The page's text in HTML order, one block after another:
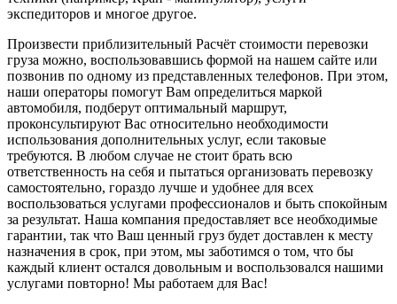
экспедиторов и многое другое.
Произвести приблизительный Расчёт стоимости перевозки
груза можно, воспользовавшись формой на нашем сайте или
позвонив по одному из представленных телефонов. При этом,
наши операторы помогут Вам определиться маркой
автомобиля, подберут оптимальный маршрут,
проконсультируют Вас относительно необходимости
использования дополнительных услуг, если таковые
требуются. В любом случае не стоит брать всю
ответственность на себя и пытаться организовать перевозку
самостоятельно, гораздо лучше и удобнее для всех
воспользоваться услугами профессионалов и быть спокойным
за результат. Наша компания предоставляет все необходимые
гарантии, так что Ваш ценный груз будет доставлен к месту
назначения в срок, при этом, мы заботимся о том, что бы
каждый клиент остался довольным и воспользовался нашими
услугами повторно! Мы работаем для Вас!